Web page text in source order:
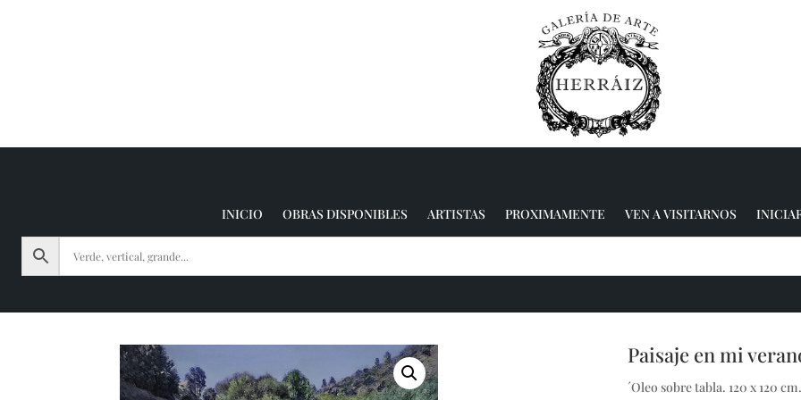
INICIO OBRAS DISPONIBLES ARTISTAS PROXIMAMENTE VEN A VISITARNOS
Paisaje en mi
´Oleo sobre tabla. 120 x 120 cm.